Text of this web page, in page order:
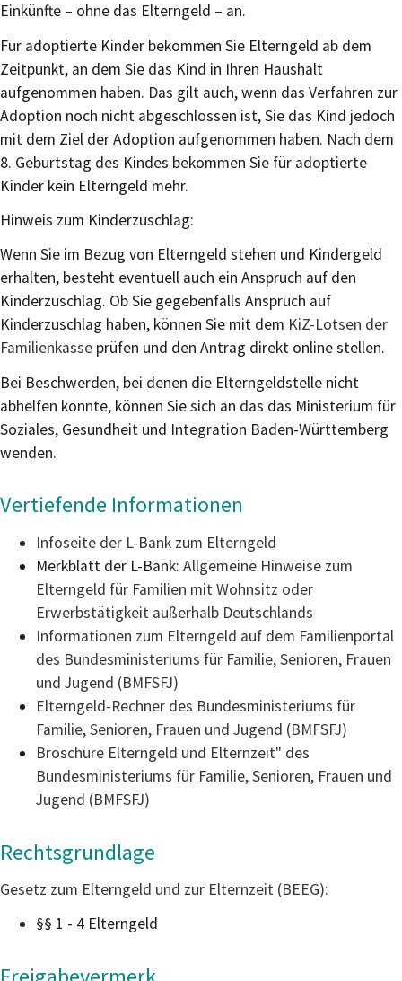
Einkünfte – ohne das Elterngeld – an.
Für adoptierte Kinder bekommen Sie Elterngeld ab dem
Zeitpunkt, an dem Sie das Kind in Ihren Haushalt
aufgenommen haben. Das gilt auch, wenn das Verfahren zur
Adoption noch nicht abgeschlossen ist, Sie das Kind jedoch
mit dem Ziel der Adoption aufgenommen haben. Nach dem
8. Geburtstag des Kindes bekommen Sie für adoptierte
Kinder kein Elterngeld mehr.
Hinweis zum Kinderzuschlag:
Wenn Sie im Bezug von Elterngeld stehen und Kindergeld
erhalten, besteht eventuell auch ein Anspruch auf den
Kinderzuschlag. Ob Sie gegebenfalls Anspruch auf
Kinderzuschlag haben, können Sie mit dem KiZ-Lotsen der
Familienkasse prüfen und den Antrag direkt online stellen.
Bei Beschwerden, bei denen die Elterngeldstelle nicht
abhelfen konnte, können Sie sich an das das Ministerium für
Soziales, Gesundheit und Integration Baden-Württemberg
wenden.
Vertiefende Informationen
Infoseite der L-Bank zum Elterngeld
Merkblatt der L-Bank: Allgemeine Hinweise zum
Elterngeld für Familien mit Wohnsitz oder
Erwerbstätigkeit außerhalb Deutschlands
Informationen zum Elterngeld auf dem Familienportal
des Bundesministeriums für Familie, Senioren, Frauen
und Jugend (BMFSFJ)
Elterngeld-Rechner des Bundesministeriums für
Familie, Senioren, Frauen und Jugend (BMFSFJ)
Broschüre Elterngeld und Elternzeit" des
Bundesministeriums für Familie, Senioren, Frauen und
Jugend (BMFSFJ)
Rechtsgrundlage
Gesetz zum Elterngeld und zur Elternzeit (BEEG):
§§ 1 - 4 Elterngeld